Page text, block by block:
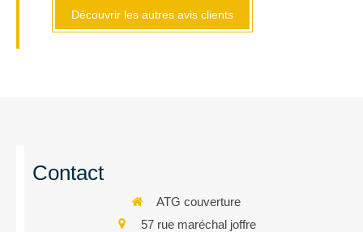
Découvrir les autres avis clients
Contact
ATG couverture
57 rue maréchal joffre